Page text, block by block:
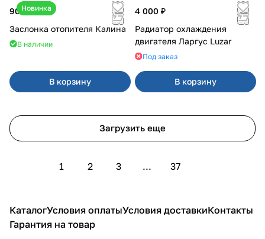
Новинка
900 ₽
Заслонка отопителя Калина
В наличии
В корзину
4 000 ₽
Радиатор охлаждения
двигателя Ларгус Luzar
Под заказ
В корзину
Загрузить еще
1 2 3 ... 37
КаталогУсловия оплатыУсловия доставкиКонтакты
Гарантия на товар